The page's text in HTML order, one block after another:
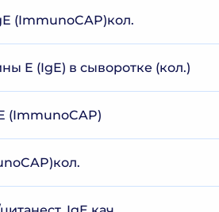
(ImmunoCAP)кол.
E (IgE) в сыворотке (кол.)
(ImmunoCAP)